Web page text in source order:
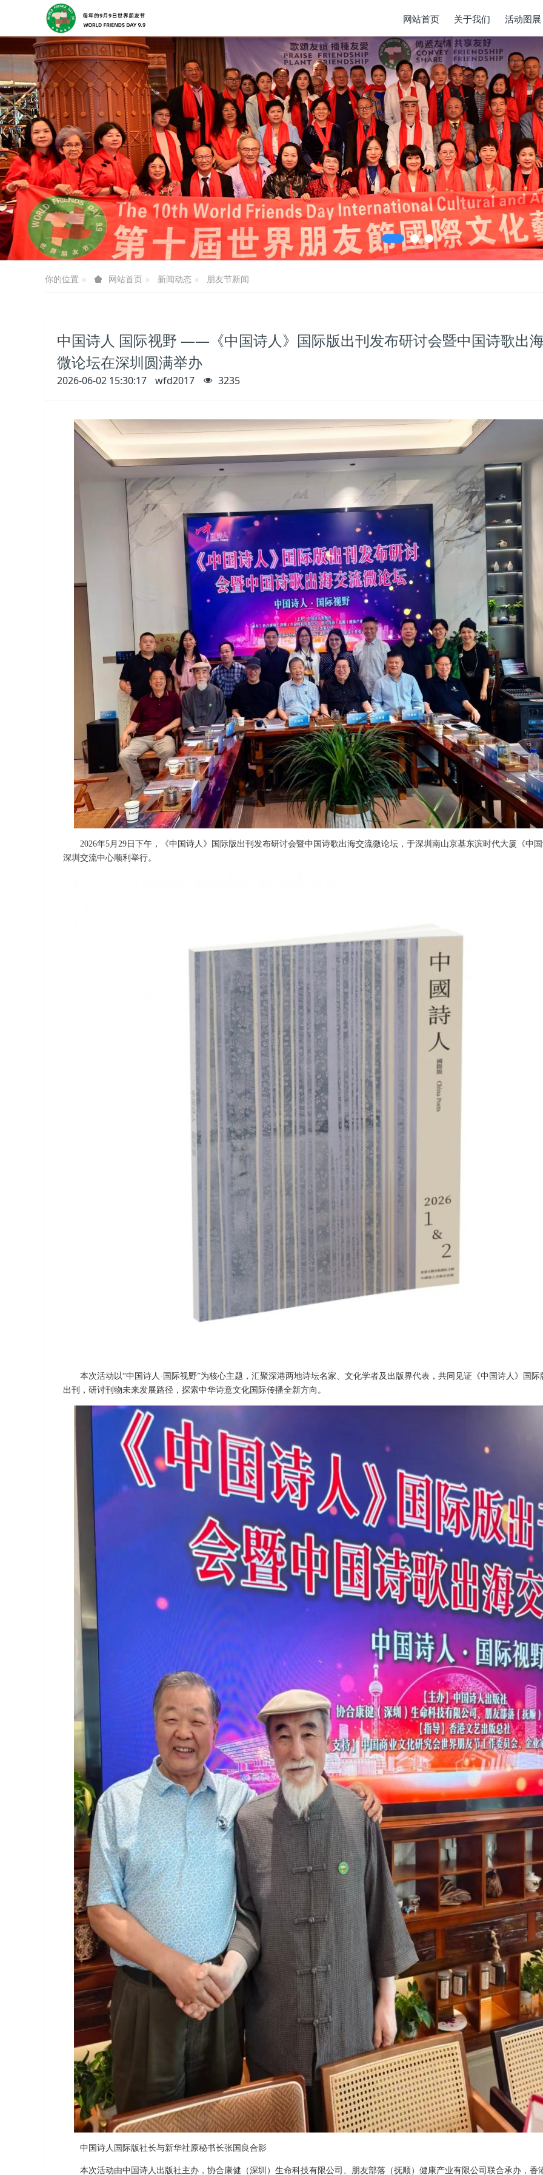
网站首页 关于我们 活动图展
了解详情 →
你的位置 网站首页 新闻动态 朋友节新闻
中国诗人 国际视野 ——《中国诗人》国际版出刊发布研讨会暨中国诗歌出
微论坛在深圳圆满举办
2026-06-02 15:30:17 wfd2017 3235
2026年5月29日下午，《中国诗人》国际版出刊发布研讨会暨中国诗歌出海交流微论坛，于深圳南山京基东滨时代大厦《中
深圳交流中心顺利举行。
本次活动以“中国诗人·国际视野”为核心主题，汇聚深港两地诗坛名家、文化学者及出版界代表，共同见证《中国诗人》国际
出刊，研讨刊物未来发展路径，探索中华诗意文化国际传播全新方向。
中国诗人国际版社长与新华社原秘书长张国良合影
本次活动由中国诗人出版社主办，协合康健（深圳）生命科技有限公司、朋友部落（抚顺）健康产业有限公司联合承办，香